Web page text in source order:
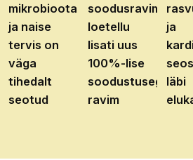
mikrobioota
ja naise
tervis on
väga
tihedalt
seotud
soodusravimite
loetellu
lisati uus
100%-lise
soodustusega
ravim
ja
läbi